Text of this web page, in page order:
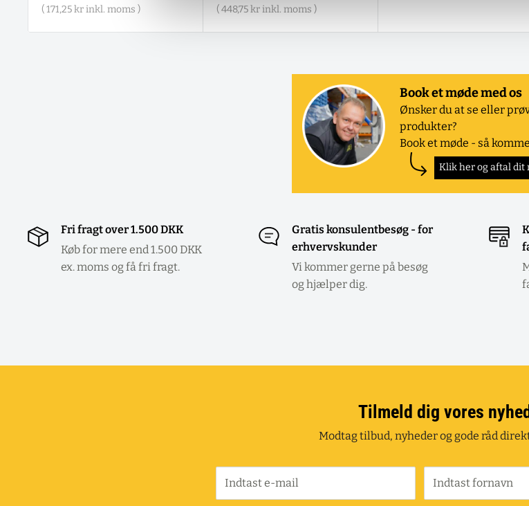
(171,25 krinkl. moms ) (448,75 krinkl. moms )
Book et møde med os
Ønsker du at se eller
produkter?
Book et møde - så
Klik her og aftal dit
Fri fragt over 1.500 DKK
Køb for mere end 1.500 DKK
ex. moms og få fri fragt.
Gratis konsulentbesøg - for
erhvervskunder
Vi kommer gerne på besøg
og hjælper dig.
Tilmeld dig vores
Modtag tilbud, nyheder og gode råd
Indtast e-mail Indtast fornavn